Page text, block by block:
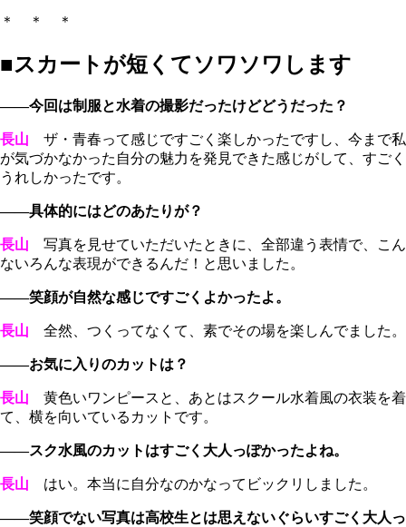
＊ ＊ ＊
■スカートが短くてソワソワします
――今回は制服と水着の撮影だったけどどうだった？
長山 ザ・青春って感じですごく楽しかったですし、今まで私
が気づかなかった自分の魅力を発見できた感じがして、すごく
うれしかったです。
――具体的にはどのあたりが？
長山 写真を見せていただいたときに、全部違う表情で、こん
ないろんな表現ができるんだ！と思いました。
――笑顔が自然な感じですごくよかったよ。
長山 全然、つくってなくて、素でその場を楽しんでました。
――お気に入りのカットは？
長山 黄色いワンピースと、あとはスクール水着風の衣装を着
て、横を向いているカットです。
――スク水風のカットはすごく大人っぽかったよね。
長山 はい。本当に自分なのかなってビックリしました。
――笑顔でない写真は高校生とは思えないぐらいすごく大人っ